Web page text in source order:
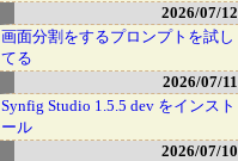
2026/07/12
画面分割をするプロンプトを試し
てる
2026/07/11
Synfig Studio 1.5.5 dev をインスト
ール
2026/07/10